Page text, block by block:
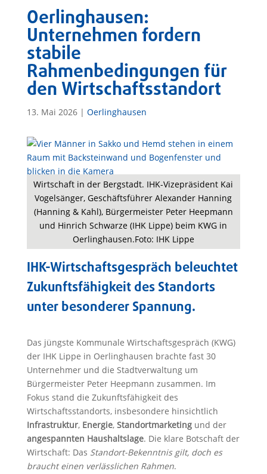
Oerlinghausen:
Unternehmen fordern
stabile
Rahmenbedingungen für
den Wirtschaftsstandort
13. Mai 2026| Oerlinghausen
Wirtschaft in der Bergstadt. IHK-Vizepräsident Kai
Vogelsänger, Geschäftsführer Alexander Hanning
(Hanning & Kahl), Bürgermeister Peter Heepmann
und Hinrich Schwarze (IHK Lippe) beim KWG in
Oerlinghausen.Foto: IHK Lippe
IHK-Wirtschaftsgespräch beleuchtet
Zukunftsfähigkeit des Standorts
unter besonderer Spannung.
Das jüngste Kommunale Wirtschaftsgespräch (KWG)
der IHK Lippe in Oerlinghausen brachte fast 30
Unternehmer und die Stadtverwaltung um
Bürgermeister Peter Heepmann zusammen. Im
Fokus stand die Zukunftsfähigkeit des
Wirtschaftsstandorts, insbesondere hinsichtlich
Infrastruktur, Energie, Standortmarketingund der
angespannten Haushaltslage. Die klare Botschaft der
Wirtschaft: Das Standort-Bekenntnis gilt, doch es
braucht einen verlässlichen Rahmen.